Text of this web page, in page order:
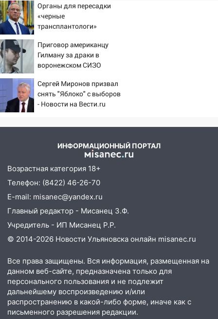
10:27
Где есть бензин в Ульяновске
днем 6 августа: список АЗС
10:16
Внимание! В Ульяновской области
объявлена ракетная опасность
10:00
В Старомайнском районе утонул
51-летний мужчина
09:50
В Ульяновске черный коршун
застрял в тепловозе
09:44 Ульяновские спасатели помогли
юному велосипедисту на улице
Чернышевского
08:21 В Заволжском районе украли два
велосипеда
07:18 В Ульяновск идет
тридцатиградусная жара: какая будет
06:00 Четыре года борьбы: ульяновские
за плесень на стенах
05:00 Кому 6 августа звезды сулят
прибыль, а кому — испытания на
прочность
05.08.2026
Органы для пересадки
«черные
трансплантологи»
пациентов
Приговор американцу
Гилману за драки в
воронежском СИЗО
Новости на Вести.ru
Сергей Миронов призвал
снять "Яблоко" с выборов
- Новости на Вести.ru
ИНФОРМАЦИОННЫЙ ПОРТАЛ
Возрастная категория 18+
Телефон: (8422) 46-26-70
E-mail: misanec@yandex.ru
Главный редактор - Мисанец З.Ф.
Учредитель - ИП Мисанец Р.Р.
© 2014-2026 Новости Ульяновска онлайн misanec.ru
Все права защищены. Вся информация, размещенная на
данном веб-сайте, предназначена только для
персонального пользования и не подлежит
дальнейшему воспроизведению и/или
распространению в какой-либо форме, иначе как с
письменного разрешения редакции.